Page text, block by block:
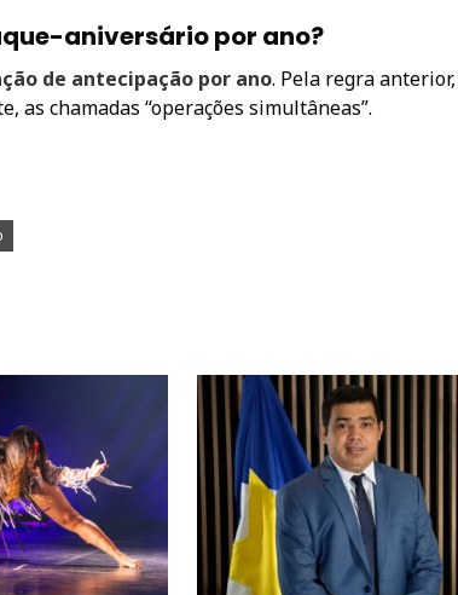
aniversário por ano?
de antecipação por ano. Pela regra
as chamadas “operações simultâneas”.